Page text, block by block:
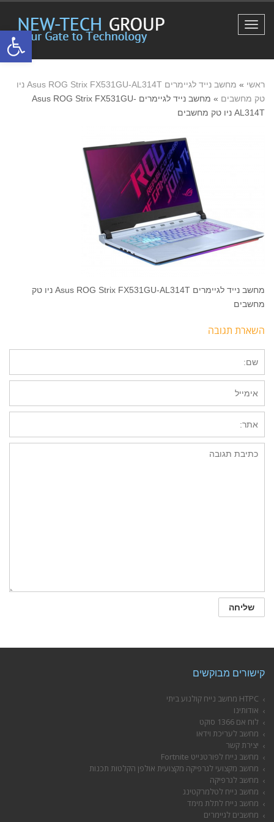
פתח
תפריט
ראשי »
מחשב נייד לגיימרים Asus ROG Strix FX531GU-AL314T ניו
טק מחשבים »
מחשב נייד לגיימרים Asus ROG Strix FX531GU-
AL314T ניו טק מחשבים
מחשב נייד לגיימרים Asus ROG Strix FX531GU-AL314T ניו טק
מחשבים
השארת תגובה
קישורים מבוקשים
HTPC מחשב נייח קולנוע ביתי
אודותינו
לוח אם 1366 סוקט
מחשב לעריכת וידאו
יצירת קשר
מחשב נייח לפורטנייט Fortnite
מחשב מקצועי לגרפיקה מקצועית אולפן הקלטות תכנות
מחשב לגרפיקה
מחשב נייח לטלמרקטינג
מחשב נייח לתלת מימד
מחשבים לגיימרים